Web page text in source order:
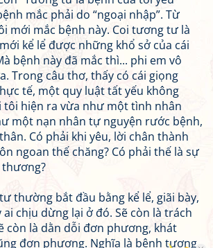
mắc phải do “ngoại nhập”. Từ
mới mắc bệnh này. Coi tương tư là
kể lể được những khổ sở của cái
bệnh này đã mắc thì... phi em vô
Trong câu thơ, thấy có cái giọng
tế, một quy luật tất yếu không
tôi hiện ra vừa như một tình nhân
một nạn nhân tự nguyện rước bệnh,
Có phải khi yêu, lời chân thành
ngoan thế chăng? Có phải thế là sự
thương?
thường bắt đầu bằng kể lể, giãi bày,
chịu dừng lại ở đó. Sẽ còn là trách
còn là dằn dỗi đơn phương, khát
đơn phương. Nghĩa là bệnh tương